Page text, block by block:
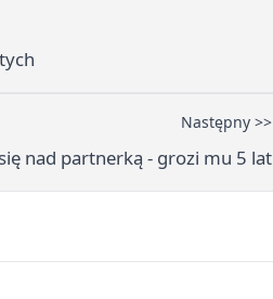
Następny >>
nad partnerką - grozi mu 5 lat